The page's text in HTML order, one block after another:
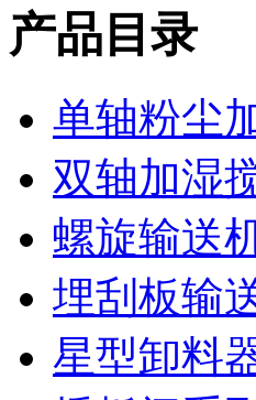
产品目录
单轴粉尘
双轴加湿
螺旋输送
埋刮板输
星型卸料